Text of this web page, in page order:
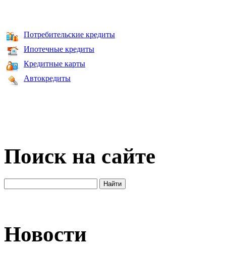
Потребительские кредиты
Ипотечные кредиты
Кредитные карты
Автокредиты
Поиск на сайте
Новости